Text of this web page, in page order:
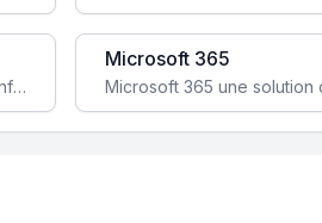
Garantissez la stabilité et la performance de votre entreprise avec une infrastructure IT sécurisée et évolutive.
Microsoft 365